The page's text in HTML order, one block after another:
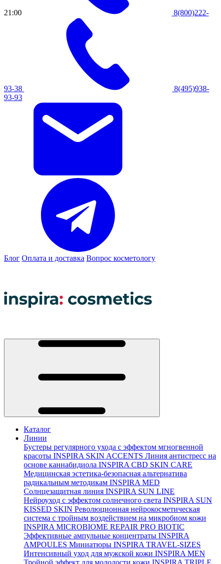
21:00 8(800)222-
93-38
8(495)938-
93-93
Блог Оплата и доставка Вопрос косметологу
Каталог
Линии
Бустеры регулярного ухода с эффектом мгногвенной
красоты INSPIRA SKIN ACCENTS Линия антистресс на
основе каннабидиола INSPIRA CBD SKIN CARE
Медицинская эстетика-безопасная альтернатива
радикальным методикам INSPIRA MED
Солнцезащитная линия INSPIRA SUN LINE
Нейроуход с эффектом солнечного света INSPIRA SUN
KISSED SKIN Революционная нейрокосметическая
система с тройным воздействием на микробиом кожи
INSPIRA MICROBIOME REPAIR PRO BIOTIC
Эффективные ампульные концентраты INSPIRA
AMPOULES Миниатюры INSPIRA TRAVEL-SIZES
Интенсивный уход для мужской кожи INSPIRA MEN
Тройной эффект для молодости кожи INSPIRA TRIPLE